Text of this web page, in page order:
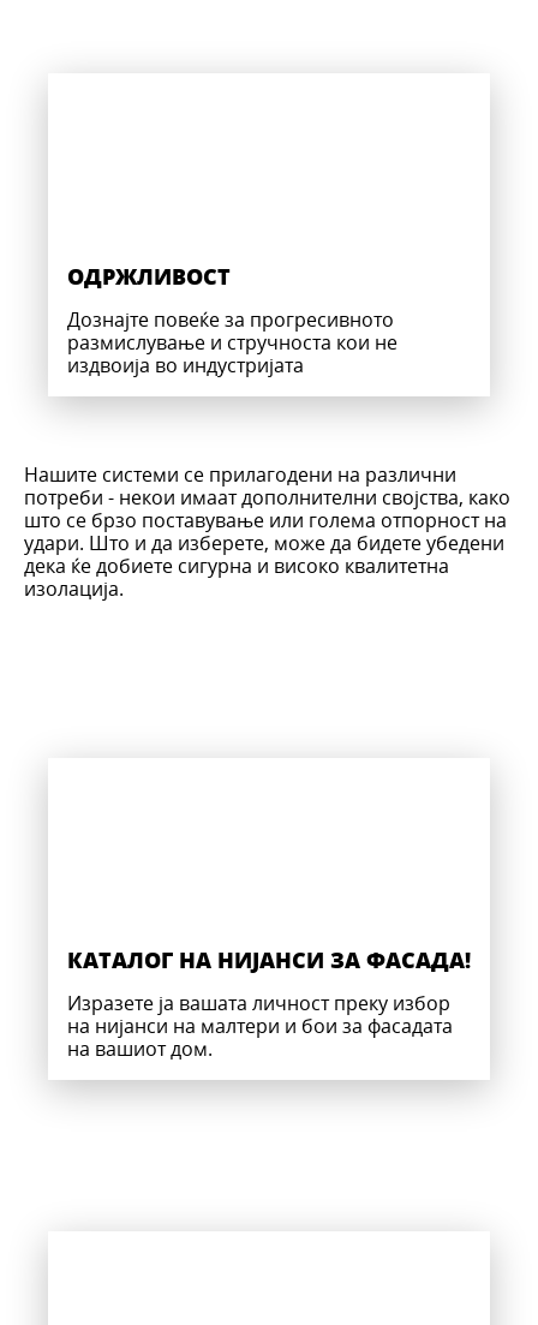
ОДРЖЛИВОСТ
Дознајте повеќе за прогресивното
размислување и стручноста кои не
издвоија во индустријата
Нашите системи се прилагодени на различни
потреби - некои имаат дополнителни својства, како
што се брзо поставување или голема отпорност на
удари. Што и да изберете, може да бидете убедени
дека ќе добиете сигурна и високо квалитетна
изолација.
КАТАЛОГ НА НИЈАНСИ ЗА ФАСАДА!
Изразете ја вашата личност преку избор
на нијанси на малтери и бои за фасадата
на вашиот дом.